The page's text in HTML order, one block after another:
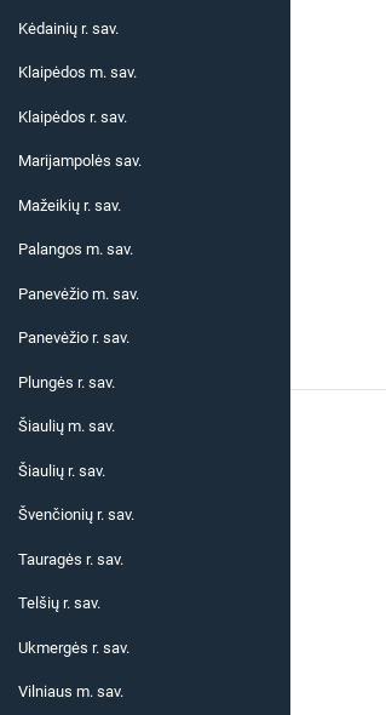
Kėdainių r. sav.
Klaipėdos m. sav.
Klaipėdos r. sav.
Marijampolės sav.
Mažeikių r. sav.
Palangos m. sav.
Panevėžio m. sav.
Panevėžio r. sav.
Plungės r. sav.
Šiaulių m. sav.
Šiaulių r. sav.
Švenčionių r. sav.
Tauragės r. sav.
Telšių r. sav.
Ukmergės r. sav.
Vilniaus m. sav.